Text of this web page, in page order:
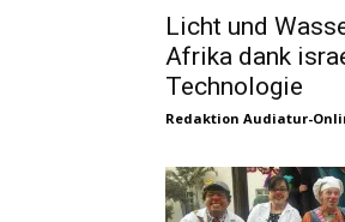
Licht und
Afrika dank
Technologie
Redaktion Audiatur-